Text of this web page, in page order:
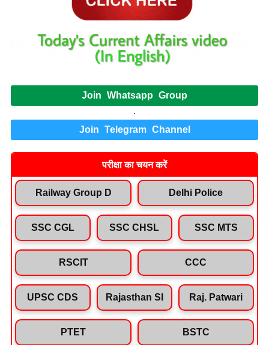
Join Whatsapp Group
.
Join Telegram Channel
परीक्षा का चयन करें
Railway Group D Delhi Police
SSC CGL SSC CHSL SSC MTS
RSCIT CCC
UPSC CDS Rajasthan SI Raj. Patwari
PTET BSTC